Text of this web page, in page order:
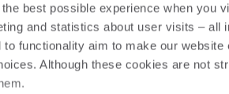
best possible experience when you
and statistics about user visits – all
functionality aim to make our
Although these cookies are not